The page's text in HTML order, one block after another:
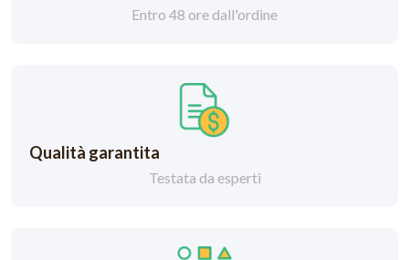
Entro 48 ore dall'ordine
Qualità garantita
Testata da esperti